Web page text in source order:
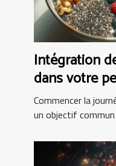
Intégration
dans votre
booster
Commencer la
un objectif commun